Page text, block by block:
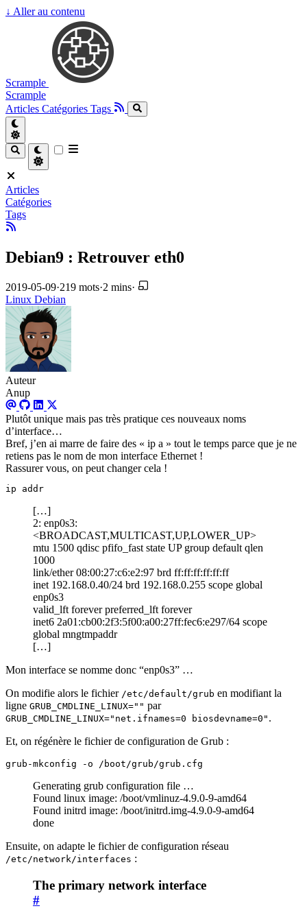
↓ Aller au contenu
Scrample
Scrample
Articles Catégories Tags
Articles
Catégories
Tags
Debian9 : Retrouver eth0
2019-05-09·219 mots·2 mins·
Linux Debian
Auteur
Anup
Plutôt unique mais pas très pratique ces nouveaux noms
d’interface…
Bref, j’en ai marre de faire des « ip a » tout le temps parce que je ne
retiens pas le nom de mon interface Ethernet !
Rassurer vous, on peut changer cela !
ip addr
[…]
2: enp0s3:
<BROADCAST,MULTICAST,UP,LOWER_UP>
mtu 1500 qdisc pfifo_fast state UP group default qlen
1000
link/ether 08:00:27:c6:e2:97 brd ff:ff:ff:ff:ff:ff
inet 192.168.0.40/24 brd 192.168.0.255 scope global
enp0s3
valid_lft forever preferred_lft forever
inet6 2a01:cb00:2f3:5f00:a00:27ff:fec6:e297/64 scope
global mngtmpaddr
[…]
Mon interface se nomme donc “enp0s3” …
On modifie alors le fichier /etc/default/grub en modifiant la
ligne GRUB_CMDLINE_LINUX="" par
GRUB_CMDLINE_LINUX="net.ifnames=0 biosdevname=0" .
Et, on régénère le fichier de configuration de Grub :
grub-mkconfig -o /boot/grub/grub.cfg
Generating grub configuration file …
Found linux image: /boot/vmlinuz-4.9.0-9-amd64
Found initrd image: /boot/initrd.img-4.9.0-9-amd64
done
Ensuite, on adapte le fichier de configuration réseau
/etc/network/interfaces :
The primary network interface
#